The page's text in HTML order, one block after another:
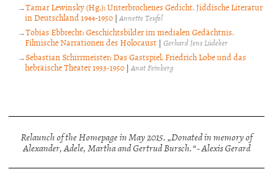
Tamar Lewinsky (Hg.): Unterbrochenes Gedicht. Jiddische Literatur
in Deutschland 1944-1950 |Annette Teufel
Tobias Ebbrecht: Geschichtsbilder im medialen Gedächtnis.
Filmische Narrationen des Holocaust | Gerhard Jens Lüdeker
Sebastian Schirrmeister: Das Gastspiel. Friedrich Lobe und das
hebräische Theater 1933-1950 |Anat Feinberg
Relaunch of the Homepage in May 2015. „Donated in memory of
Alexander, Adele, Martha and Gertrud Bursch.“ - Alexis Gerard